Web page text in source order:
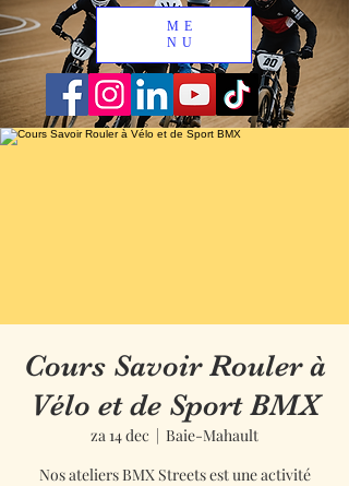
ME
NU
Cours Savoir Rouler à
Vélo et de Sport BMX
za 14 dec
  |
Baie-Mahault
Nos ateliers BMX Streets est une activité